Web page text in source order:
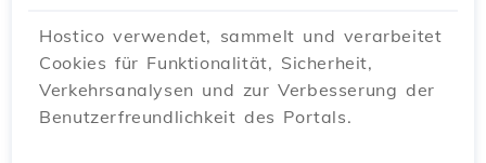
Löschen eines SQL-Benutzers im
Webuzo-Panel
Tutorials / Webuzo
Lernen Sie, wie Sie einen SQL-Benutzer im
Hostico verwendet, sammelt und verarbeitet
Cookies für Funktionalität, Sicherheit,
Verkehrsanalysen und zur Verbesserung der
Benutzerfreundlichkeit des Portals.